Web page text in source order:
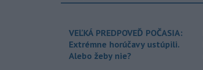
VEĽKÁ PREDPOVEĎ POČASIA:
Extrémne horúčavy ustúpili.
Alebo žeby nie?